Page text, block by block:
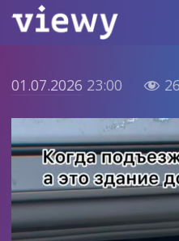
01.07.2026 23:00  26